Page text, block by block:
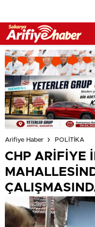
Arifiye Haber POLİTİKA
CHP ARİFİYE